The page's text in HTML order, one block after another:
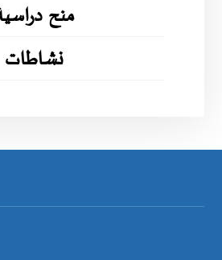
منح
نشاطات